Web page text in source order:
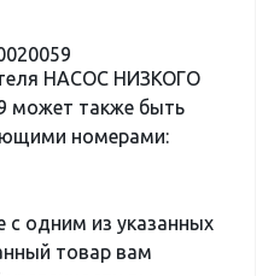
НАСОС НИЗКОГО
может также быть
номерами:
с одним из указанных
товар вам